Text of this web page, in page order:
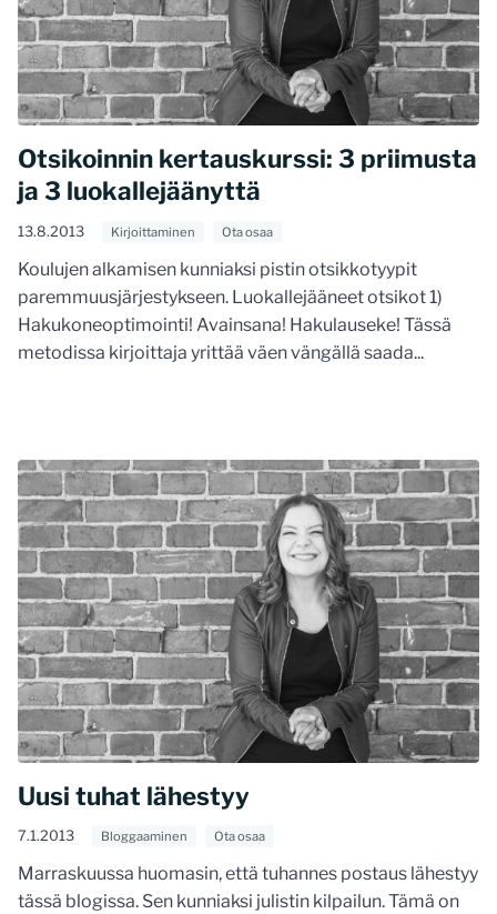
Otsikoinnin kertauskurssi: 3 priimusta
ja 3 luokallejäänyttä
13.8.2013 Kirjoittaminen Ota osaa
Koulujen alkamisen kunniaksi pistin otsikkotyypit
paremmuusjärjestykseen. Luokallejääneet otsikot 1)
Hakukoneoptimointi! Avainsana! Hakulauseke! Tässä
metodissa kirjoittaja yrittää väen vängällä saada...
Uusi tuhat lähestyy
7.1.2013 Bloggaaminen Ota osaa
Marraskuussa huomasin, että tuhannes postaus lähestyy
tässä blogissa. Sen kunniaksi julistin kilpailun. Tämä on